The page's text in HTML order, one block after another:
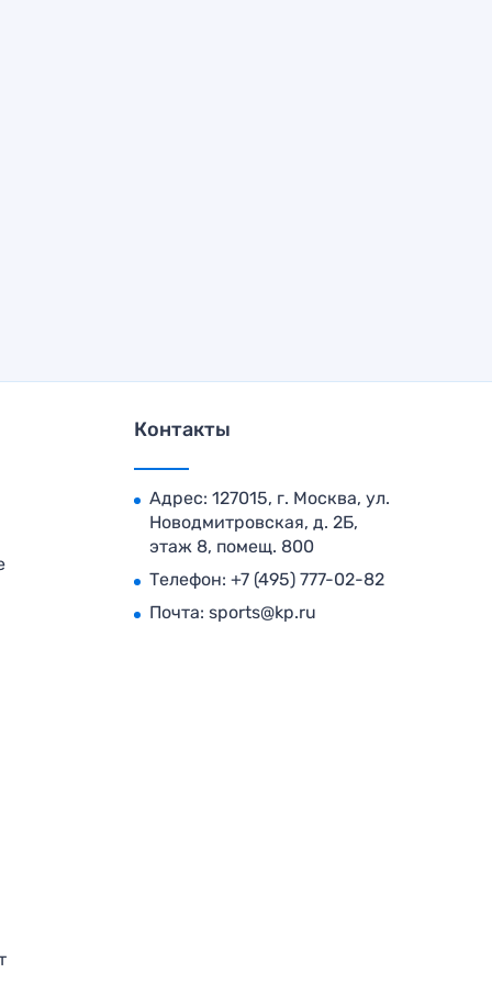
Контакты
Адрес: 127015, г. Москва, ул.
Новодмитровская, д. 2Б,
этаж 8, помещ. 800
Телефон: +7 (495) 777-02-82
Почта: sports@kp.ru